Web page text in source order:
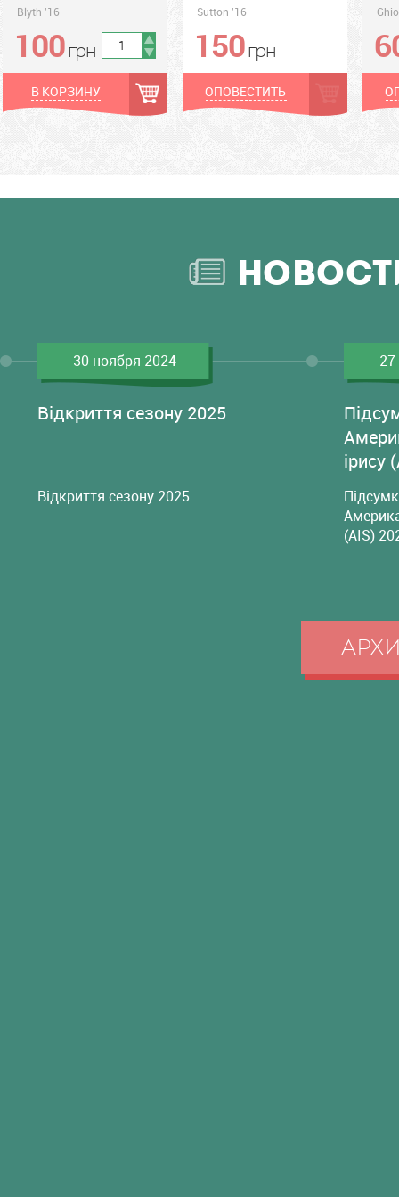
Blyth '16
грн
100грн
В КОРЗИНУ
Sutton '16
грн
150грн
ОПОВЕСТИТЬ
грн
30 ноября 2024
Відкриття сезону 2025
Відкриття сезону 2025
ірису
(AIS)